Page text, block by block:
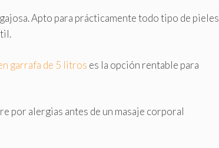
Apto para prácticamente todo tipo de pieles
garrafa de 5 litros es la opción rentable para
por alergias antes de un masaje corporal